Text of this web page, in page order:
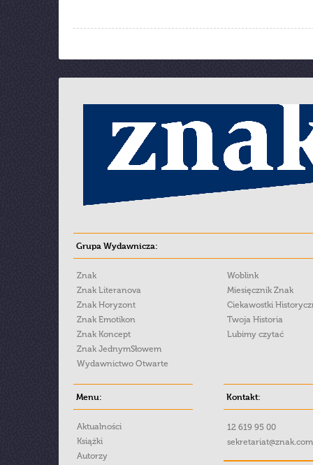
Grupa Wydawnicza:
Znak
Znak Literanova
Znak Horyzont
Znak Emotikon
Znak Koncept
Znak JednymSłowem
Wydawnictwo Otwarte
Woblink
Miesięcznik Znak
Ciekawostki
Twoja Historia
Lubimy czytać
Menu:
Aktualności
Książki
Autorzy
Kontakt:
12 619 95 00